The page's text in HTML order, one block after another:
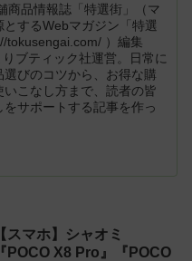
商品情報誌「特選街」（マ
するWebマガジン「特選
tokusengai.com/ ）編集
ブティック社運営。日常に
びのコツから、お得な購
いこなし方まで、読者の皆
サポートする記事を作っ
【スマホ】シャオミ
『POCO X8 Pro』『POCO